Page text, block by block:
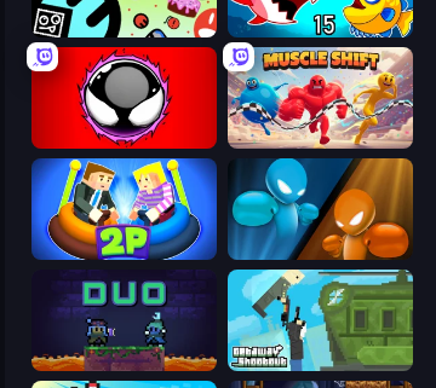
The Epic Party Fish Eat Getting Big
Splatmans Muscle Shift
Ragdoll Arena 2 Player Drunken Boxing
Duo Getaway Shootout